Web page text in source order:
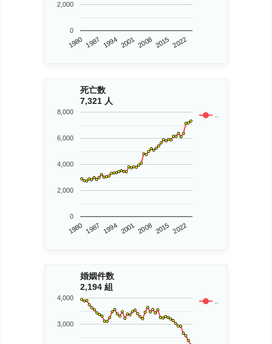
1980 1987 1994 2001 2008 2015 2022
0
2,000
死亡数
7,321 人
..
1980 1987 1994 2001 2008 2015 2022
0
2,000
4,000
6,000
8,000
婚姻件数
2,194 組
..
3,000
4,000